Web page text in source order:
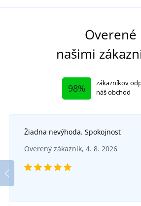
Overené
našimi
98%
zákazníkov
náš obchod
Žiadna nevýhoda. Spokojnosť
Overený zákazník, 4. 8. 2026